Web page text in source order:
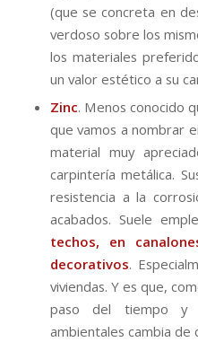
(que se concreta en
verdoso sobre los
los materiales
un valor estético a su
Zinc. Menos conocido
que vamos a nombrar
material muy
carpintería metálica.
resistencia a la
acabados. Suele
techos, en
decorativos.
viviendas. Y es que,
paso del tiempo y
ambientales cambia de